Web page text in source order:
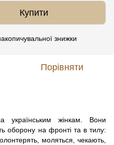
Купити
знижки
Порівняти
українським жінкам. Вони
оборону на фронті та в тилу:
моляться, чекають,